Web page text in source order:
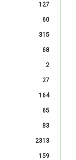
127
60
315
68
2
27
164
65
83
2313
159